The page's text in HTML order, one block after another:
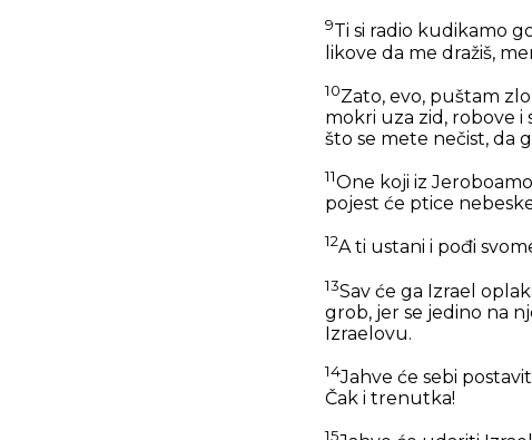
9Ti si radio kudikamo
likove da me dražiš,
10Zato, evo, puštam
mokri uza zid, robove
što se mete nečist, da
11One koji iz
pojest će ptice
12A ti ustani i pođi
13Sav će ga Izrael
grob, jer se jedino na
Izraelovu.
14Jahve će sebi
Čak i trenutka!
15